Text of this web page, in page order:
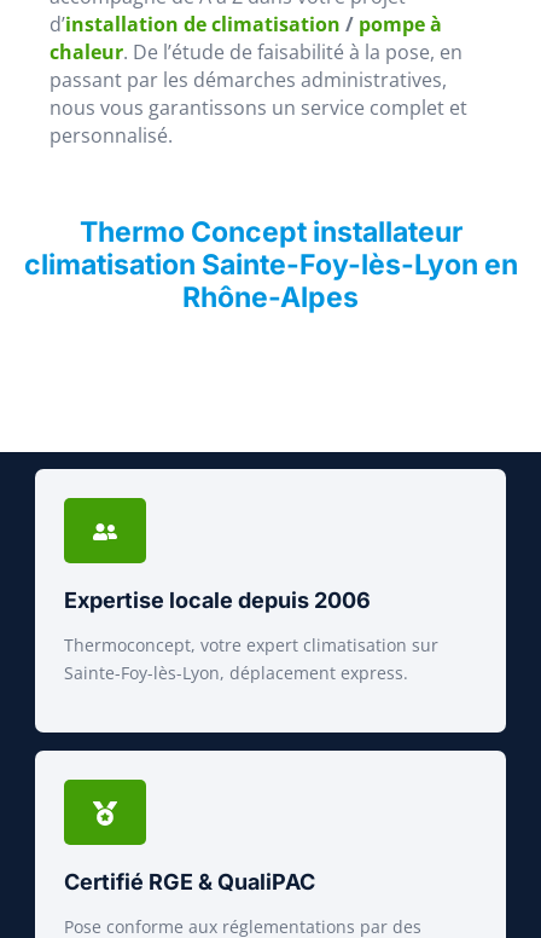
d’installation de climatisation / pompe à
chaleur. De l’étude de faisabilité à la pose, en
passant par les démarches administratives,
nous vous garantissons un service complet et
personnalisé.
Thermo Concept installateur
climatisation Sainte-Foy-lès-Lyon en
Rhône-Alpes
Expertise locale depuis 2006
Thermoconcept, votre expert climatisation sur
Sainte-Foy-lès-Lyon, déplacement express.
Certifié RGE & QualiPAC
Pose conforme aux réglementations par des